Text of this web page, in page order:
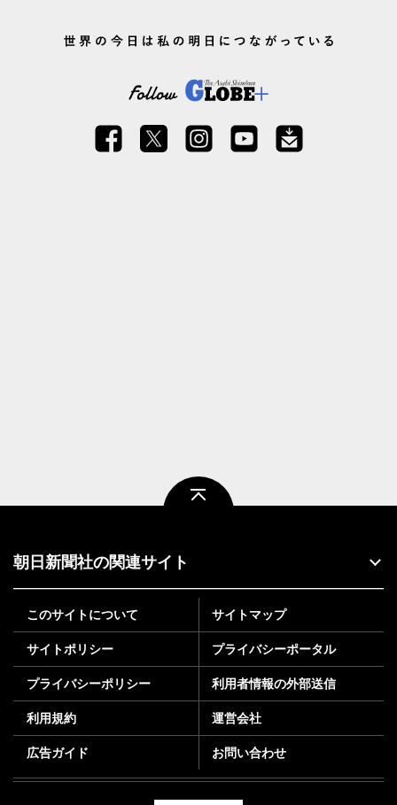
朝日新聞社の関連サイト
このサイトについて サイトマップ
サイトポリシー プライバシーポータル
プライバシーポリシー 利用者情報の外部送信
利用規約 運営会社
広告ガイド お問い合わせ